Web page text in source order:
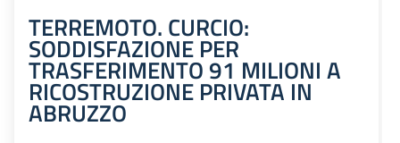
TERREMOTO. CURCIO:
SODDISFAZIONE PER
TRASFERIMENTO 91 MILIONI A
RICOSTRUZIONE PRIVATA IN
ABRUZZO